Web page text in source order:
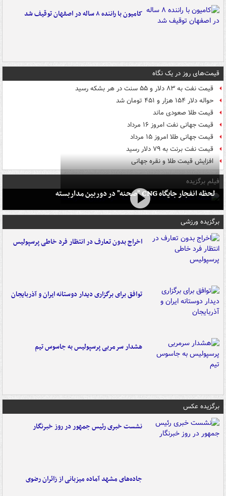
کامیون با راننده ۸ ساله در اصفهان توقیف شد
قیمت‌های روز در یک نگاه
قیمت نفت به ۸۳ دلار و ۵۵ سنت در هر بشکه رسید
حواله دلار ۱۵۴ هزار و ۴۵۱ تومان شد
قیمت طلا صعودی ماند
قیمت جهانی نفت امروز ۱۶ مرداد
قیمت جهانی طلا امروز ۱۵ مرداد
قیمت نفت برنت به ۷۹ دلار رسید
افزایش قیمت طلا و نقره جهانی
فیلم برگزیده
لحظه انفجار جایگاه CNG "صحنه" در دوربین مداربسته
برگزیده ورزشی
اخراج بدون تعارف در انتظار فرد خاطی پرسپولیس
توافق برای برگزاری دیدار دوستانه ایران و آذربایجان
هشدار سرمربی پرسپولیس به جاسوس تیم
برگزیده عکس
نشست خبری رئیس جمهور در روز خبرنگار
جاده‌های مشهد آماده میزبانی از زائران رضوی